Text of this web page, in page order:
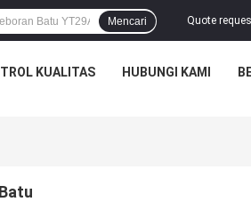
Quote
Mencari
KUALITAS HUBUNGI KAMI